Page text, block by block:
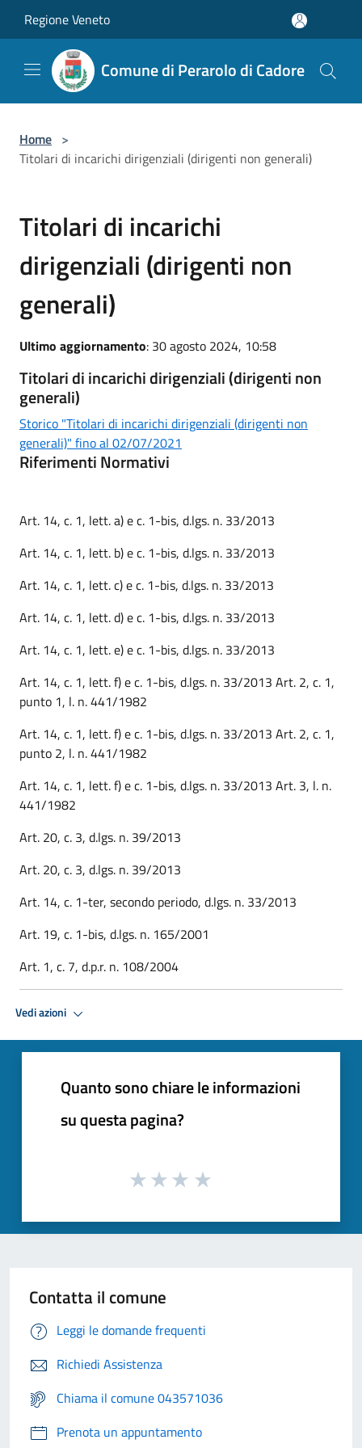
Regione Veneto
Comune di Perarolo di Cadore
Home >
Titolari di incarichi dirigenziali (dirigenti non generali)
Titolari di incarichi
dirigenziali (dirigenti non
generali)
Ultimo aggiornamento: 30 agosto 2024, 10:58
Titolari di incarichi dirigenziali (dirigenti non
generali)
Storico "Titolari di incarichi dirigenziali (dirigenti non
generali)" fino al 02/07/2021
Riferimenti Normativi
Art. 14, c. 1, lett. a) e c. 1-bis, d.lgs. n. 33/2013
Art. 14, c. 1, lett. b) e c. 1-bis, d.lgs. n. 33/2013
Art. 14, c. 1, lett. c) e c. 1-bis, d.lgs. n. 33/2013
Art. 14, c. 1, lett. d) e c. 1-bis, d.lgs. n. 33/2013
Art. 14, c. 1, lett. e) e c. 1-bis, d.lgs. n. 33/2013
Art. 14, c. 1, lett. f) e c. 1-bis, d.lgs. n. 33/2013 Art. 2, c. 1,
punto 1, l. n. 441/1982
Art. 14, c. 1, lett. f) e c. 1-bis, d.lgs. n. 33/2013 Art. 2, c. 1,
punto 2, l. n. 441/1982
Art. 14, c. 1, lett. f) e c. 1-bis, d.lgs. n. 33/2013 Art. 3, l. n.
441/1982
Art. 20, c. 3, d.lgs. n. 39/2013
Art. 20, c. 3, d.lgs. n. 39/2013
Art. 14, c. 1-ter, secondo periodo, d.lgs. n. 33/2013
Art. 19, c. 1-bis, d.lgs. n. 165/2001
Art. 1, c. 7, d.p.r. n. 108/2004
Vedi azioni
Quanto sono chiare le informazioni
su questa pagina?
Contatta il comune
Leggi le domande frequenti
Richiedi Assistenza
Chiama il comune 043571036
Prenota un appuntamento